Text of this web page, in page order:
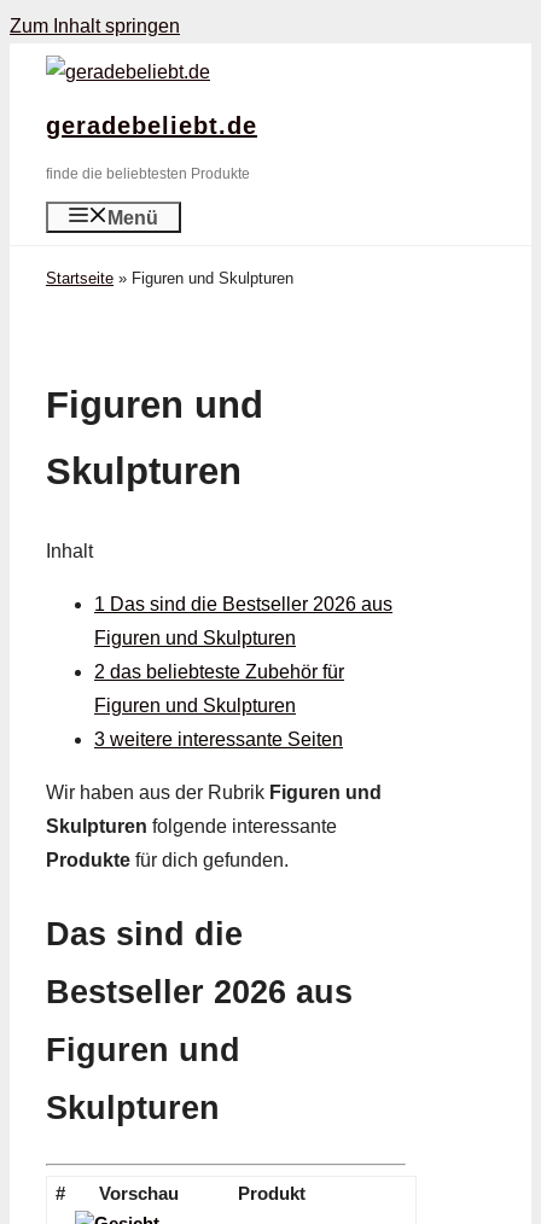
Zum Inhalt springen
geradebeliebt.de
finde die beliebtesten Produkte
Menü
Startseite » Figuren und Skulpturen
Figuren und
Skulpturen
Inhalt
1 Das sind die Bestseller 2026 aus
Figuren und Skulpturen
2 das beliebteste Zubehör für
Figuren und Skulpturen
3 weitere interessante Seiten
Wir haben aus der Rubrik Figuren und
Skulpturen folgende interessante
Produkte für dich gefunden.
Das sind die
Bestseller 2026 aus
Figuren und
Skulpturen
# Vorschau Produkt